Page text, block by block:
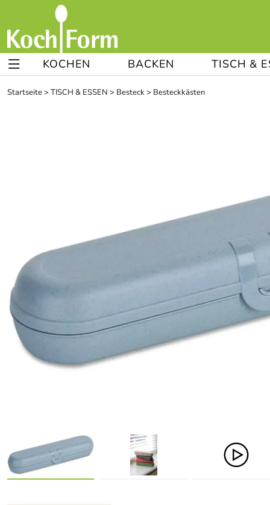
KOCHEN BACKEN TISCH &
Startseite> TISCH & ESSEN > Besteck > Besteckkästen